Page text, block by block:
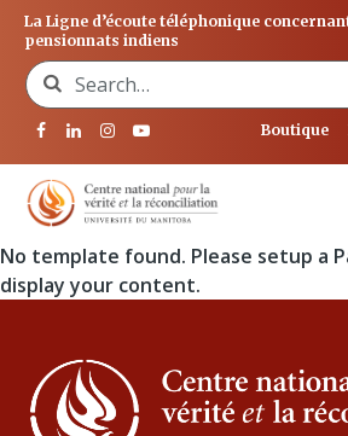
La Ligne d’écoute téléphonique
pensionnats indiens
Search for:
Boutique
No template found. Please setup a
display your content.